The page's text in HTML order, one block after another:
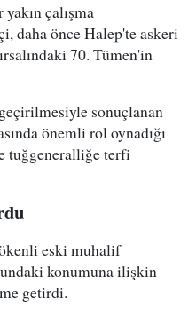
çalışma
daha önce Halep'te askeri
70. Tümen'in
sonuçlanan
önemli rol oynadığı
tuğgeneralliğe terfi
eski muhalif
konumuna ilişkin
getirdi.